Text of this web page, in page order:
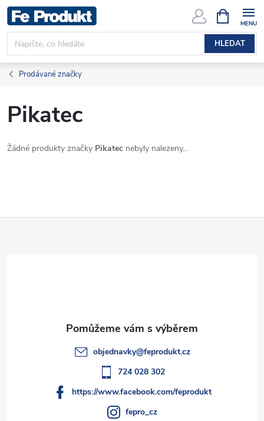
Přejít
na
obsah
HLEDAT
NÁKUPNÍ
KOŠÍK
Prodávané značky
Pikatec
Žádné produkty značky Pikatec nebyly nalezeny...
objednavky@feprodukt.cz
724 028 302
https://www.facebook.com/feprodukt
fepro_cz